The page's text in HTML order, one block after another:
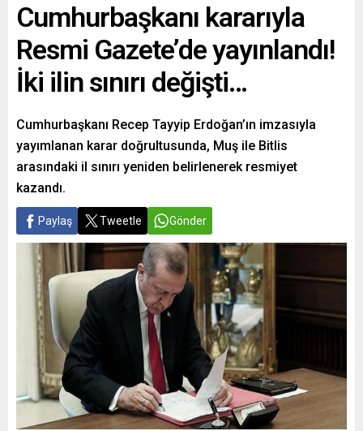
Cumhurbaşkanı kararıyla
Resmi Gazete’de yayınlandı!
İki ilin sınırı değişti…
Cumhurbaşkanı Recep Tayyip Erdoğan’ın imzasıyla
yayımlanan karar doğrultusunda, Muş ile Bitlis
arasındaki il sınırı yeniden belirlenerek resmiyet
kazandı.
Paylaş Tweetle Gönder